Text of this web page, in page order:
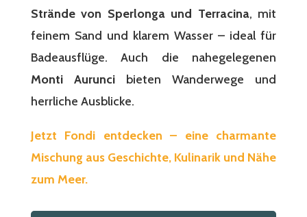
Strände von Sperlonga und Terracina, mit
feinem Sand und klarem Wasser – ideal für
Badeausflüge. Auch die nahegelegenen
Monti Auruncibieten Wanderwege und
herrliche Ausblicke.
Jetzt Fondi entdecken – eine charmante
Mischung aus Geschichte, Kulinarik und Nähe
zum Meer.